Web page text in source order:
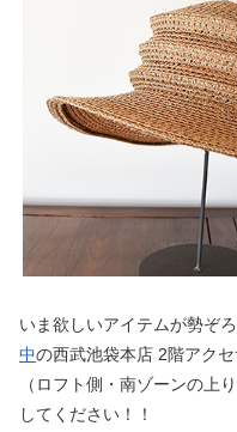
いま欲しいアイテムが勢ぞ
中の西武池袋本店 2階アク
（ロフト側・南ゾーンの上
してください！！